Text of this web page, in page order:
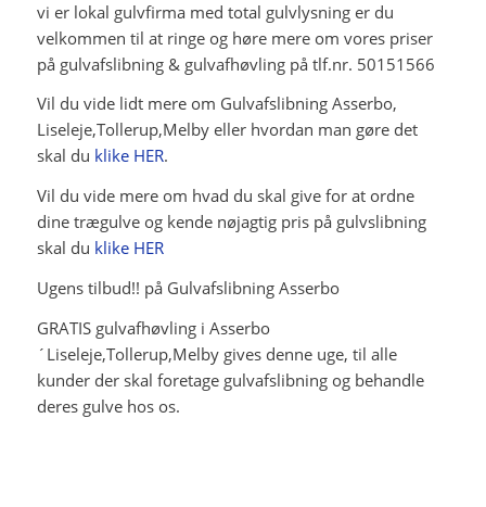
vi er lokal gulvfirma med total gulvlysning er du
velkommen til at ringe og høre mere om vores priser
på gulvafslibning & gulvafhøvling på tlf.nr. 50151566
Vil du vide lidt mere om Gulvafslibning Asserbo,
Liseleje,Tollerup,Melby eller hvordan man gøre det
skal du klike HER.
Vil du vide mere om hvad du skal give for at ordne
dine trægulve og kende nøjagtig pris på gulvslibning
skal du klike HER
Ugens tilbud!! på Gulvafslibning Asserbo
GRATIS gulvafhøvling i Asserbo
´Liseleje,Tollerup,Melby gives denne uge, til alle
kunder der skal foretage gulvafslibning og behandle
deres gulve hos os.